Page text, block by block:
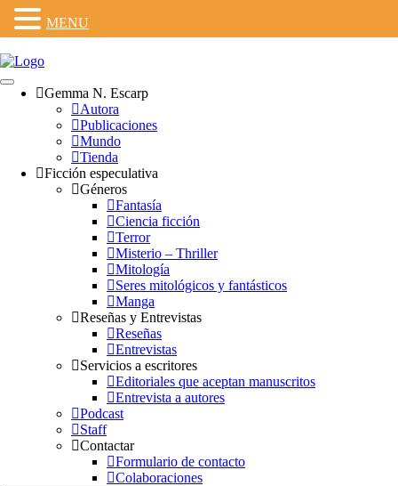
Gemma N. Escarp
Autora
Publicaciones
Mundo
Tienda
Ficción especulativa
Géneros
Fantasía
Ciencia ficción
Terror
Misterio – Thriller
Mitología
Seres mitológicos y fantásticos
Manga
Reseñas y Entrevistas
Reseñas
Entrevistas
Servicios a escritores
Editoriales que aceptan manuscritos
Entrevista a autores
Podcast
Staff
Contactar
Formulario de contacto
Colaboraciones
MENU